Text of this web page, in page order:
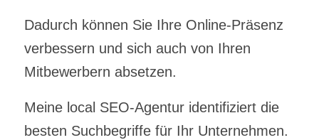
Dadurch können Sie Ihre Online-Präsenz
verbessern und sich auch von Ihren
Mitbewerbern absetzen.
Meine local SEO-Agentur identifiziert die
besten Suchbegriffe für Ihr Unternehmen.